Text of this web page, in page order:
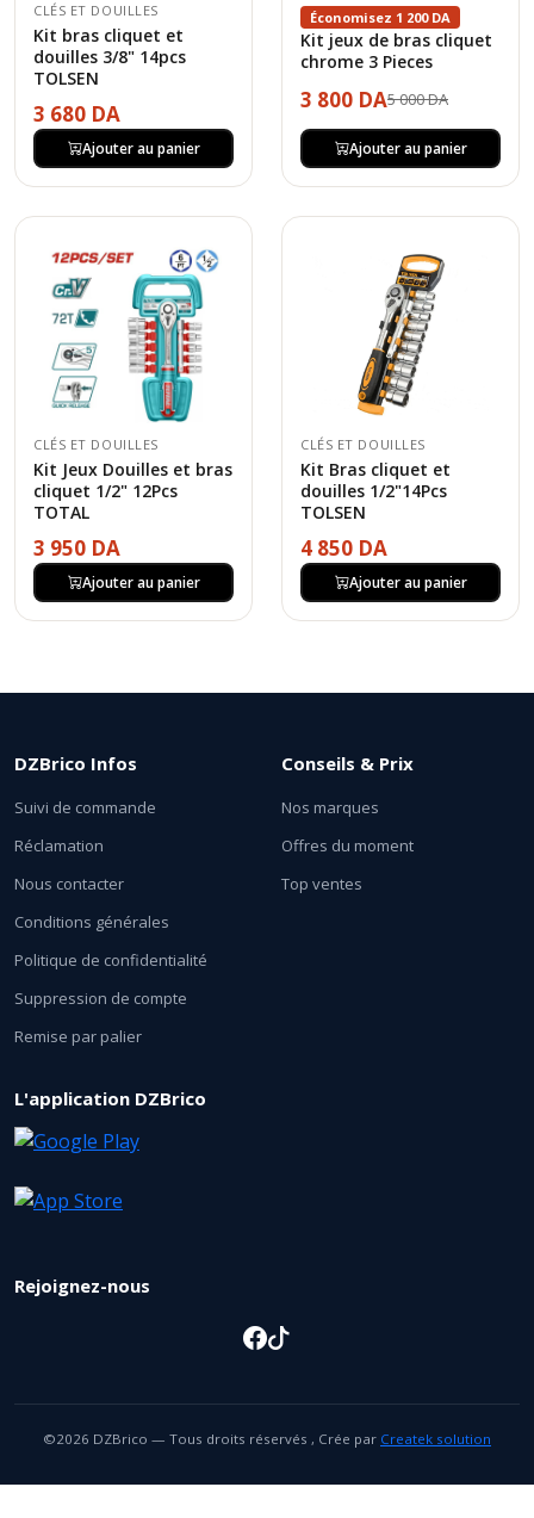
CLÉS ET DOUILLES
Kit bras cliquet et
douilles 3/8" 14pcs
TOLSEN
3 680 DA
Ajouter au panier
Économisez 1 200 DA
Kit jeux de bras cliquet
chrome 3 Pieces
3 800 DA5 000 DA
Ajouter au panier
CLÉS ET DOUILLES
Kit Jeux Douilles et bras
cliquet 1/2" 12Pcs
TOTAL
3 950 DA
Ajouter au panier
CLÉS ET DOUILLES
Kit Bras cliquet et
douilles 1/2"14Pcs
TOLSEN
4 850 DA
Ajouter au panier
DZBrico Infos
Suivi de commande
Réclamation
Nous contacter
Conditions générales
Politique de confidentialité
Suppression de compte
Remise par palier
Conseils & Prix
Nos marques
Offres du moment
Top ventes
L'application DZBrico
Rejoignez-nous
©2026 DZBrico — Tous droits réservés , Crée par Createk solution